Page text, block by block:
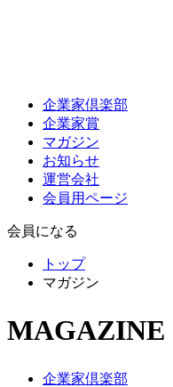
企業家倶楽部
企業家賞
マガジン
お知らせ
運営会社
会員用ページ
会員になる
トップ
マガジン
MAGAZINE
企業家倶楽部